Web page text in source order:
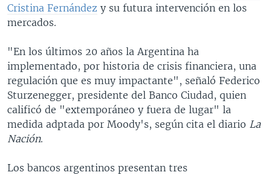
Cristina Fernández y su futura intervención en los
mercados.
"En los últimos 20 años la Argentina ha
implementado, por historia de crisis financiera, una
regulación que es muy impactante", señaló Federico
Sturzenegger, presidente del Banco Ciudad, quien
calificó de "extemporáneo y fuera de lugar" la
medida adptada por Moody's, según cita el diario La
Nación.
Los bancos argentinos presentan tres